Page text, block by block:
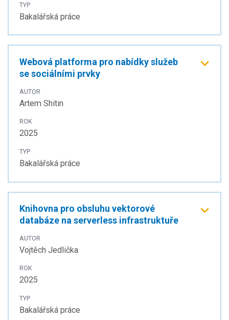
TYP
Bakalářská práce
Webová platforma pro nabídky služeb
se sociálními prvky
AUTOR
Artem Shitin
ROK
2025
TYP
Bakalářská práce
Knihovna pro obsluhu vektorové
databáze na serverless infrastruktuře
AUTOR
Vojtěch Jedlička
ROK
2025
TYP
Bakalářská práce